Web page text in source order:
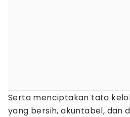
Serta menciptakan tata
yang bersih, akuntabel, dan